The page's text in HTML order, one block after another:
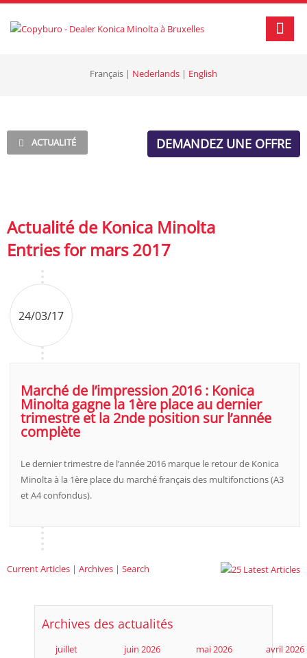
Français | Nederlands | English
ACTUALITÉ DEMANDEZ UNE OFFRE
Actualité de Konica Minolta
Entries for mars 2017
24/03/17
Marché de l’impression 2016 : Konica
Minolta gagne la 1ère place au dernier
trimestre et la 2nde position sur l’année
complète
Le dernier trimestre de l’année 2016 marque le retour de Konica
Minolta à la 1ère place du marché français des multifonctions (A3
et A4 confondus).
Current Articles | Archives | Search
Archives des actualités
juillet
juin 2026 mai 2026 avril 2026